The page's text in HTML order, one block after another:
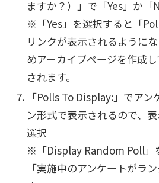
ますか？）」で「Yes」か「
※「Yes」を選択すると「
リンクが表示されるように
めアーカイブページを作成
されます。
「Polls To Display:」でア
ン形式で表示されるので、
選択
※「Display Random Poll」
「実施中のアンケートがラ